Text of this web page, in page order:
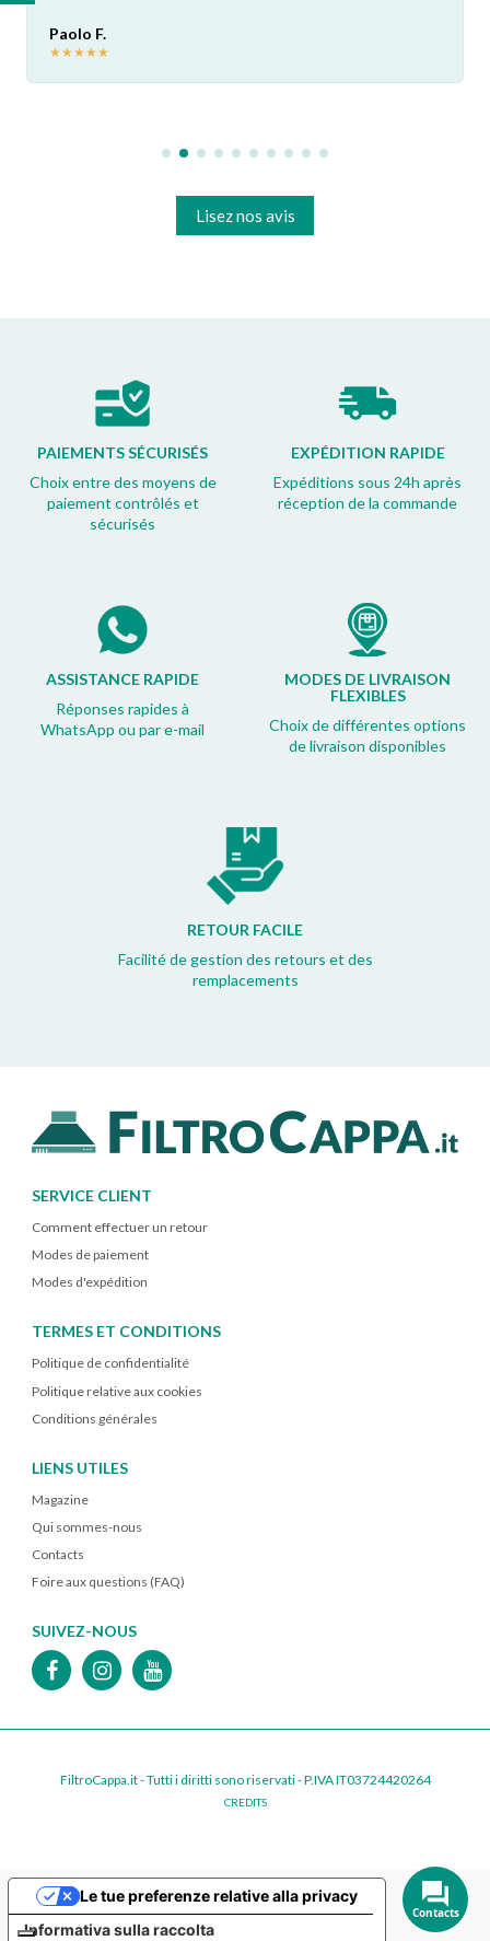
Paolo F.
★★★★★
Lisez nos avis
PAIEMENTS SÉCURISÉS
Choix entre des moyens de
paiement contrôlés et
sécurisés
EXPÉDITION RAPIDE
Expéditions sous 24h après
réception de la commande
ASSISTANCE RAPIDE
Réponses rapides à
WhatsApp ou par e-mail
MODES DE LIVRAISON
FLEXIBLES
Choix de différentes options
de livraison disponibles
RETOUR FACILE
Facilité de gestion des retours et des
remplacements
SERVICE CLIENT
Comment effectuer un retour
Modes de paiement
Modes d'expédition
TERMES ET CONDITIONS
Politique de confidentialité
Politique relative aux cookies
Conditions générales
LIENS UTILES
Magazine
Qui sommes-nous
Contacts
Foire aux questions (FAQ)
SUIVEZ-NOUS
FiltroCappa.it - Tutti i diritti sono riservati - P.IVA IT03724420264
CREDITS
Informativa sulla raccolta
Le tue preferenze relative alla privacy
Contacts